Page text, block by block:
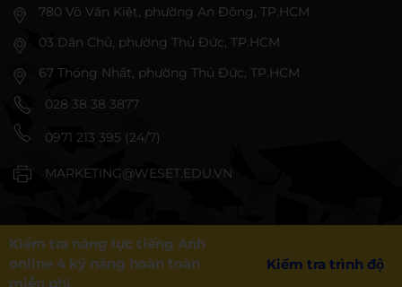
780 Võ Văn Kiệt, phường An Đông, TP.HCM
03 Dân Chủ, phường Thủ Đức, TP.HCM
67 Thống Nhất, phường Thủ Đức, TP.HCM
028 38 38 3877
0971 213 395 (24/7)
MARKETING@WESET.EDU.VN
Kiểm tra năng lực tiếng Anh
online 4 kỹ năng hoàn toàn
miễn phí
Kiểm tra trình độ